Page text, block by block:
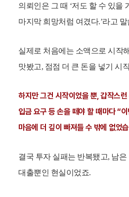
의뢰인은 그 때 ‘저도 할 수 있을
마지막 희망처럼 여겼다.’라고
실제로 처음에는 소액으로 시작
맛봤고, 점점 더 큰 돈을 넣기 시
하지만 그건 시작이었을 뿐, 갑작스
입금 요구 등 손을 떼야 할 때마다 “
마음에 더 깊이 빠져들 수 밖에 없었
결국 투자 실패는 반복됐고, 남은
대출뿐인 현실이었죠.